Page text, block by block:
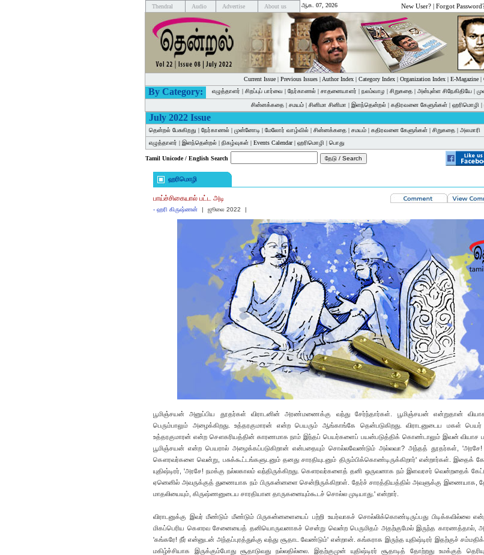
Thendral Audio Advertise About us ஆக. 07, 2026 New User? | Forgot
Current Issue| Previous Issues| Author Index| Category Index| Organization Index| E-Magazine|
By Category: எழுத்தாளர் | சிறப்புப் பார்வை | நேர்காணல் | சாதனையாளர் | நலம்வாழ | சிறுகதை | அன்புள்ள சிநேகிதியே |
சின்னக்கதை | சமயம் | சினிமா சினிமா | இளந்தென்றல் | கதிரவனை கேளுங்கள் | ஹரிமொழி |
July 2022 Issue
தென்றல் பேசுகிறது | நேர்காணல் | முன்னோடி | மேலோர் வாழ்வில் | சின்னக்கதை | சமயம் | கதிரவனை கேளுங்கள் | சிறுகதை | அலமாரி
எழுத்தாளர் | இளந்தென்றல் | நிகழ்வுகள் | Events Calendar| ஹரிமொழி | பொது
Tamil Unicode / English Search
ஹரிமொழி
பாய்ச்சிகையால் பட்ட அடி
- ஹரி கிருஷ்ணன் | ஜூலை 2022 |
பூமிஞ்சயன் அனுப்பிய தூதர்கள் விராடனின் அரண்மணைக்கு வந்து சேர்ந்தார்கள். பூமிஞ்சயன் என்றுதான்
பெரும்பாலும் அழைக்கிறது. உத்தரகுமாரன் என்ற பெயரும் ஆங்காங்கே தென்படுகிறது. விராடனுடைய மகள்
உத்தரகுமாரன் என்ற சௌகரியத்தின் காரணமாக நாம் இந்தப் பெயர்களைப் பயன்படுத்திக் கொண்டாலும் இவன் வியாச
பூமிஞ்சயன் என்ற பெயரால் அழைக்கப்படுகிறான் என்பதையும் சொல்லவேண்டும் அல்லவா? அந்தத் தூதர்கள், 'அரசே!
கௌரவர்களை வென்று, பசுக்கூட்டங்களுடனும் தனது சாரதியுடனும் திரும்பிக்கொண்டிருக்கிறார்' என்றார்கள். இதைக்
யுதிஷ்டிரர், 'அரசே! நமக்கு நல்லகாலம் வந்திருக்கிறது. கௌரவர்களைத் தனி ஒருவனாக நம் இளவரசர் வென்றதைக்
ஏனெனில் அவருக்குத் துணையாக நம் பிருகன்னளை சென்றிருக்கிறாள். தேர்ச் சாரத்தியத்தில் அவளுக்கு இணையாக,
மாதலியையும், கிருஷ்ணனுடைய சாரதியான தாருகனையும்கூடச் சொல்ல முடியாது.' என்றார்.
விராடனுக்கு இவர் மீண்டும் மீண்டும் பிருகன்னளையைப் பற்றி உயர்வாகச் சொல்லிக்கொண்டிருப்பது பிடிக்கவில்லை
மிகப்பெரிய கௌரவ சேனையைத் தனியொருவனாகச் சென்று வென்ற பெருமிதம் அதற்குமேல் இருந்த காரணத்தால்,
'கங்கரே! நீர் என்னுடன் அந்தப்புரத்துக்கு வந்து சூதாட வேண்டும்' என்றான். கங்கராக இருந்த யுதிஷ்டிரர் இதற்குச்
மகிழ்ச்சியாக இருக்கும்போது சூதாடுவது நல்லதில்லை. இதற்குமுன் யுதிஷ்டிரர் சூதாடித் தோற்றது உமக்குத்